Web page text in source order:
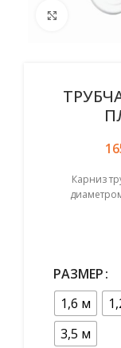
Click to
Карниз
РАЗМЕР
1,6 м
3,5 м